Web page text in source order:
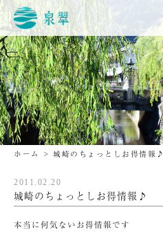
ホーム > 城崎のちょっとしお得情報♪
2011.02.20
城崎のちょっとしお得情報♪
本当に何気ないお得情報です